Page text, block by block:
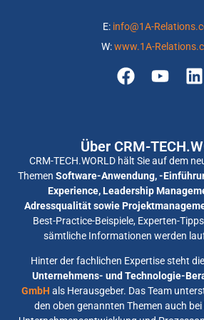
E: info@1A-
W:www.1A-
Über CRM-
CRM-TECH.WORLD hält Sie auf dem
Themen Software-Anwendung, -
Experience, Leadership
Adressqualität sowie
Best-Practice-Beispiele, Experten-
sämtliche Informationen werden
Hinter der fachlichen Expertise steht die
Unternehmens- und Technologie-
GmbH als Herausgeber. Das Team
den oben genannten Themen auch